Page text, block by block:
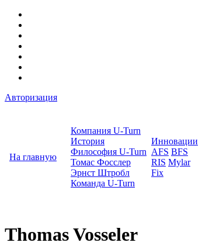
Авторизация
На главную
Компания U-Turn
История
Философия U-Turn
Томас Фосслер
Эрнст Штробл
Команда U-Turn
Инновации
AFS BFS
RIS Mylar
Fix
Thomas Vosseler